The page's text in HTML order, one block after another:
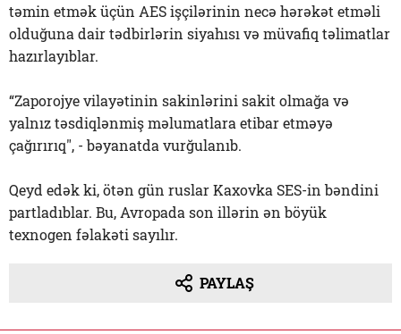
təmin etmək üçün AES işçilərinin necə hərəkət etməli
olduğuna dair tədbirlərin siyahısı və müvafiq təlimatlar
hazırlayıblar.
“Zaporojye vilayətinin sakinlərini sakit olmağa və
yalnız təsdiqlənmiş məlumatlara etibar etməyə
çağırırıq", - bəyanatda vurğulanıb.
Qeyd edək ki, ötən gün ruslar Kaxovka SES-in bəndini
partladıblar. Bu, Avropada son illərin ən böyük
texnogen fəlakəti sayılır.
PAYLAŞ